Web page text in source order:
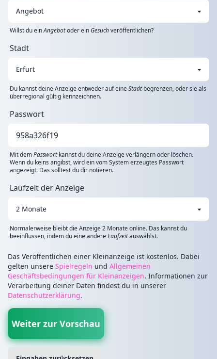
Willst du einAngebotoder einGesuchveröffentlichen?
Stadt
Du kannst deine Anzeige entweder auf eineStadtbegrenzen, oder sie als
überregional gültig kennzeichnen.
Passwort
Mit demPasswortkannst du deine Anzeige verlängern oder löschen.
Wenn du keins angibst, wird ein vom System erzeugtes Passwort
angezeigt. Das solltest du dir notieren.
Laufzeit der Anzeige
Normalerweise bleibt die Anzeige 2 Monate online. Das kannst du
beeinflussen, indem du eine andereLaufzeitauswählst.
Das Veröffentlichen einer Kleinanzeige ist kostenlos. Dabei
gelten unsere Spielregeln und Allgemeinen
Geschäftsbedingungen für Kleinanzeigen. Informationen zur
Verarbeitung deiner Daten findest du in unserer
Datenschutzerklärung.